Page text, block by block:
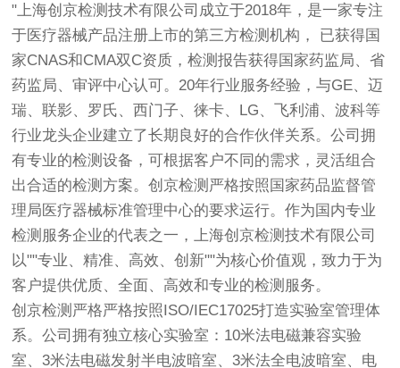
"上海创京检测技术有限公司成立于2018年，是一家专注
于医疗器械产品注册上市的第三方检测机构， 已获得国
家CNAS和CMA双C资质，检测报告获得国家药监局、省
药监局、审评中心认可。20年行业服务经验，与GE、迈
瑞、联影、罗氏、西门子、徕卡、LG、飞利浦、波科等
行业龙头企业建立了长期良好的合作伙伴关系。公司拥
有专业的检测设备，可根据客户不同的需求，灵活组合
出合适的检测方案。创京检测 严格按照国家药品监督管
理局医疗器械标准管理中心的要求运行。作为国内专业
检测服务企业的代表之一，上海创京检测技术有限公司
以""专业、精准、高效、创新""为核心价值观，致力于为
客户提供优质、全面、高效和专业的检测服务。
创京检测 严格严格按照ISO/IEC17025打造实验室管理体
系。公司拥有独立核心实验室：10米法电磁兼容实验
室、3米法电磁发射半电波暗室、3米法全电波暗室、电